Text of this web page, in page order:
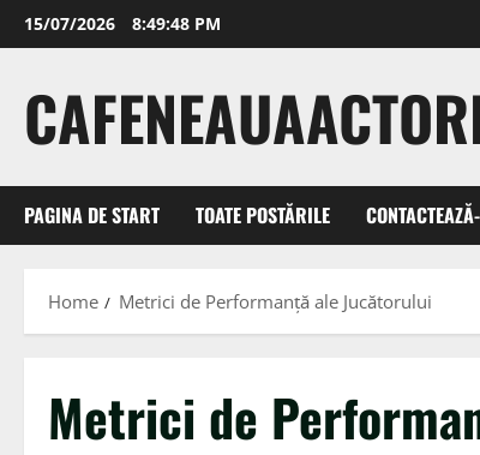
Skip
to
15/07/2026 8:49:50 PM
PAGINA DE START TOATE POSTĂRILE
Home Metrici de Performanță ale Jucătorului
Metrici de